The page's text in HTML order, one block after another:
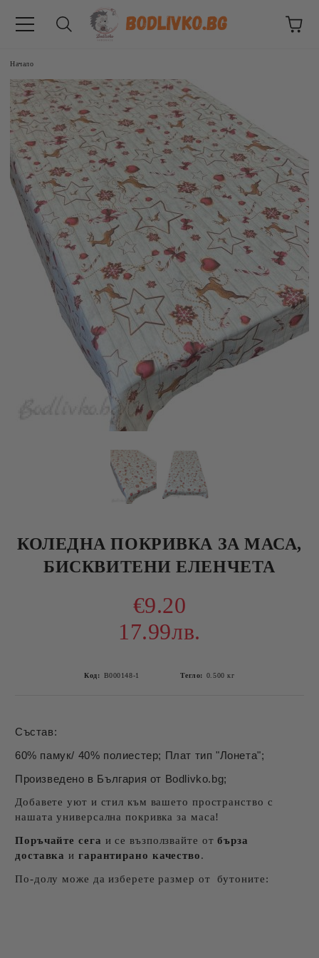
Начало
КОЛЕДНА ПОКРИВКА ЗА МАСА,
БИСКВИТЕНИ ЕЛЕНЧЕТА
€9.20
17.99лв.
Код: B000148-1 Тегло: 0.500 кг
Състав:
60% памук/ 40% полиестер; Плат тип "Лонета";
Произведено в България от Bodlivko.bg;
Добавете уют и стил към вашето пространство с
нашата универсална покривка за маса!
Поръчайте сега и се възползвайте отбърза
доставка и гарантирано качество.
По-долу може да изберете размер от бутоните: